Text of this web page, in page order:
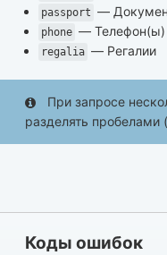
passport —
phone — Телефон(ы)
regalia — Регалии
При запросе
разделять пробелами
Коды ошибок